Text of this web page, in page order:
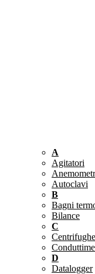
A
Agitatori
Autoclavi
B
Bagni
Bilance
C
Centrifughe
D
Datalogger